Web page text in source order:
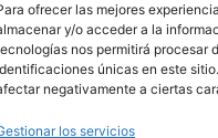
ofrecer las mejores
y/o acceder a la
nos permitirá procesar
únicas en este
negativamente a ciertas
los servicios